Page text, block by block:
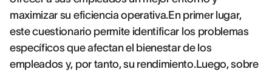
maximizar su eficiencia operativa.En primer lugar,
este cuestionario permite identificar los problemas
específicos que afectan el bienestar de los
empleados y, por tanto, su rendimiento.Luego, sobre